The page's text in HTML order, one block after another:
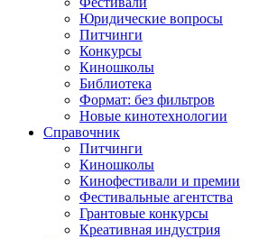
Юридические вопросы
Питчинги
Конкурсы
Киношколы
Библиотека
Формат: без фильтров
Новые кинотехнологии
Справочник
Питчинги
Киношколы
Кинофестивали и премии
Фестивальные агентства
Грантовые конкурсы
Креативная индустрия